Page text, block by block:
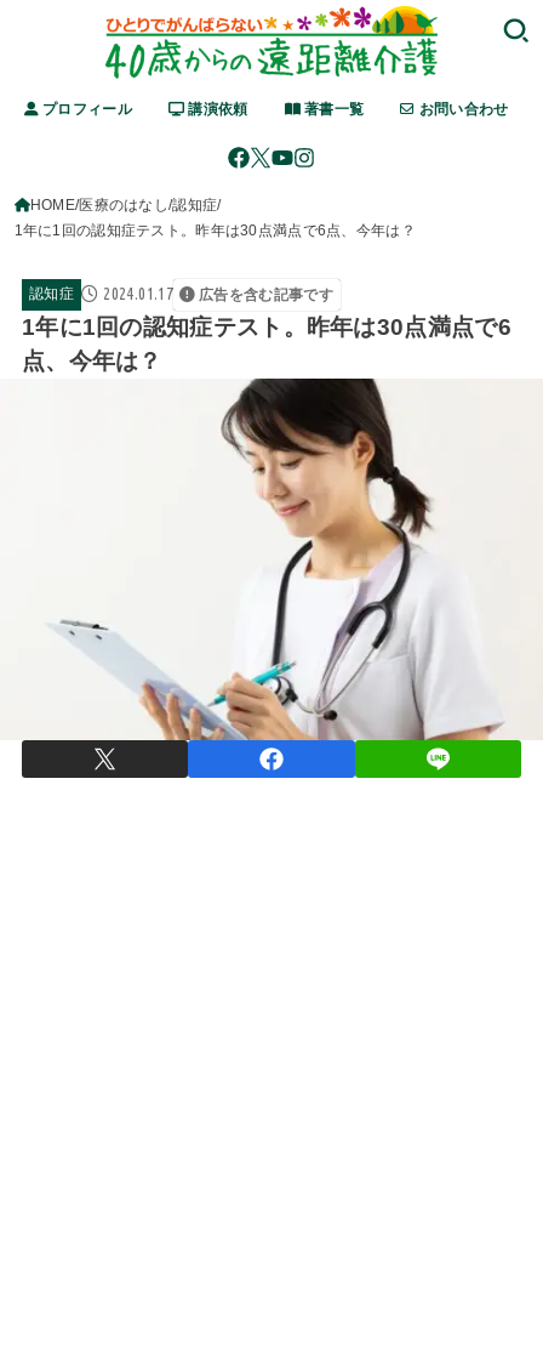
プロフィール 講演依頼 著書一覧 お問い合わせ
HOME 医療のはなし 認知症
1年に1回の認知症テスト。昨年は30点満点で6点、今年は？
認知症 2024.01.17 広告を含む記事です
1年に1回の認知症テスト。昨年は30点満点で6
点、今年は？